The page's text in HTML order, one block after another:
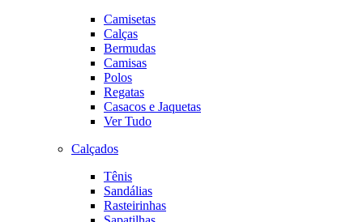
Camisetas
Calças
Bermudas
Camisas
Polos
Regatas
Casacos e Jaquetas
Ver Tudo
Calçados
Tênis
Sandálias
Rasteirinhas